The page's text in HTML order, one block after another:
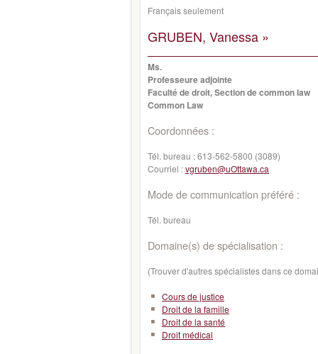
Français seulement
GRUBEN, Vanessa »
Ms.
Professeure adjointe
Faculté de droit, Section de common law
Common Law
Coordonnées :
Tél. bureau :613-562-5800 (3089)
Courriel :vgruben@uOttawa.ca
Mode de communication préféré :
Tél. bureau
Domaine(s) de spécialisation :
(Trouver d'autres spécialistes dans ce
Cours de justice
Droit de la famille
Droit de la santé
Droit médical